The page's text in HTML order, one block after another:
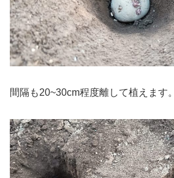
間隔も20~30cm程度離して植えます。